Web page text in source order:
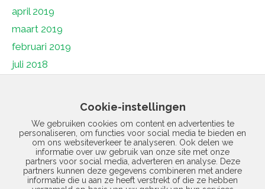
april 2019
maart 2019
februari 2019
juli 2018
april 2018
maart 2018
februari 2018
januari 2018
Cookie-instellingen
We gebruiken cookies om content en advertenties te
personaliseren, om functies voor social media te bieden en
om ons websiteverkeer te analyseren. Ook delen we
informatie over uw gebruik van onze site met onze
partners voor social media, adverteren en analyse. Deze
partners kunnen deze gegevens combineren met andere
informatie die u aan ze heeft verstrekt of die ze hebben